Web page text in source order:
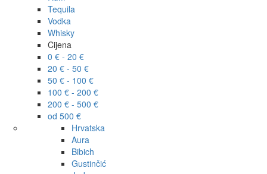
Tequila
Vodka
Whisky
Cijena
0 € - 20 €
20 € - 50 €
50 € - 100 €
100 € - 200 €
200 € - 500 €
od 500 €
Hrvatska
Aura
Bibich
Gustinčić